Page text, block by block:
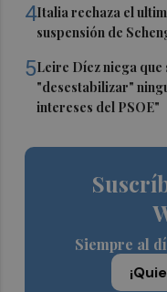
4Italia rechaza el
suspensión de
5Leire Díez niega
"desestabilizar"
intereses del PSOE"
Siempre al